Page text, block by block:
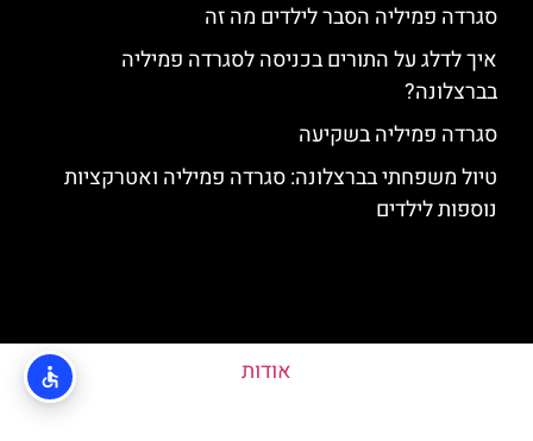
סגרדה פמיליה הסבר לילדים מה זה
איך לדלג על התורים בכניסה לסגרדה פמיליה
בברצלונה?
סגרדה פמיליה בשקיעה
טיול משפחתי בברצלונה: סגרדה פמיליה ואטרקציות
נוספות לילדים
אודות